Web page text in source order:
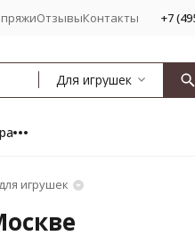
ОтзывыКонтакты +7
Для игрушек
игрушек